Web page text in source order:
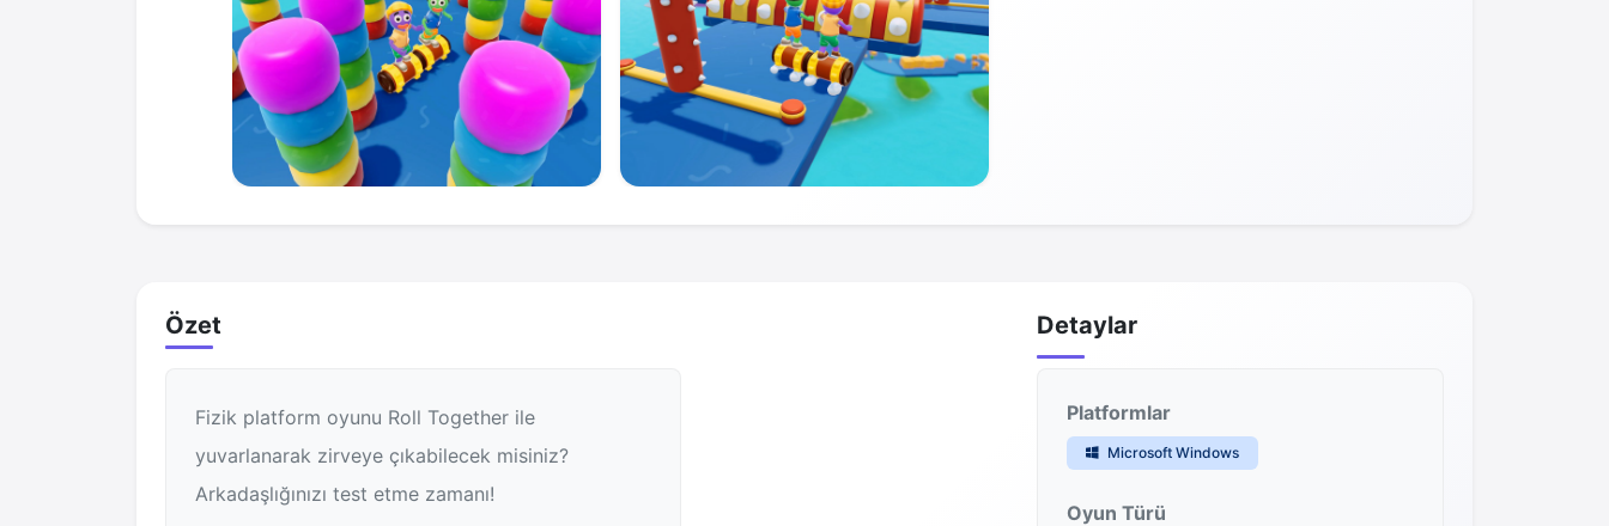
Özet
Fizik platform oyunu Roll Together ile
yuvarlanarak zirveye çıkabilecek misiniz?
Arkadaşlığınızı test etme zamanı!
Detaylar
Platformlar
Microsoft Windows
Oyun Türü